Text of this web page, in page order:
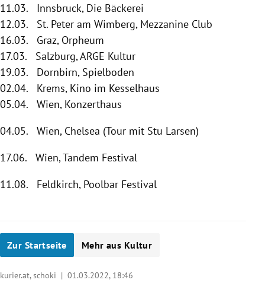
11.03. Innsbruck, Die Bäckerei
12.03. St. Peter am Wimberg, Mezzanine Club
16.03. Graz, Orpheum
17.03. Salzburg, ARGE Kultur
19.03. Dornbirn, Spielboden
02.04. Krems, Kino im Kesselhaus
05.04. Wien, Konzerthaus
04.05. Wien, Chelsea (Tour mit Stu Larsen)
17.06. Wien, Tandem Festival
11.08. Feldkirch, Poolbar Festival
Zur Startseite Mehr aus Kultur
kurier.at, schoki | 01.03.2022, 18:46